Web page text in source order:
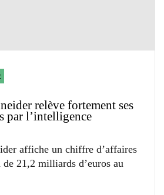
relève fortement ses
par l’intelligence
affiche un chiffre d’affaires
21,2 milliards d’euros au